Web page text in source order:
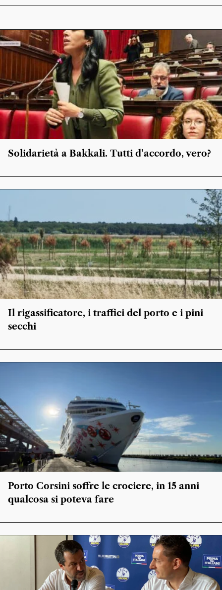
Solidarietà a Bakkali. Tutti d’accordo, vero?
Il rigassificatore, i traffici del porto e i pini
secchi
Porto Corsini soffre le crociere, in 15 anni
qualcosa si poteva fare